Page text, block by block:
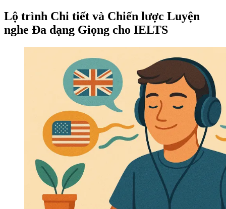
Lộ trình Chi tiết và Chiến lược Luyện
nghe Đa dạng Giọng cho IELTS